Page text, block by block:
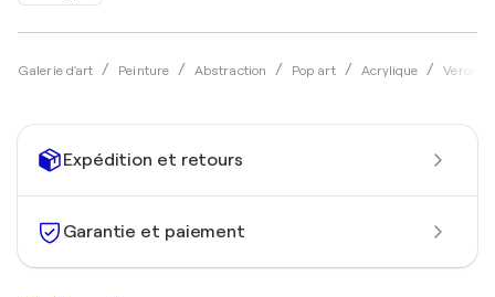
Galerie d'art Peinture Abstraction Pop art Acrylique
Expédition et retours
Garantie et paiement